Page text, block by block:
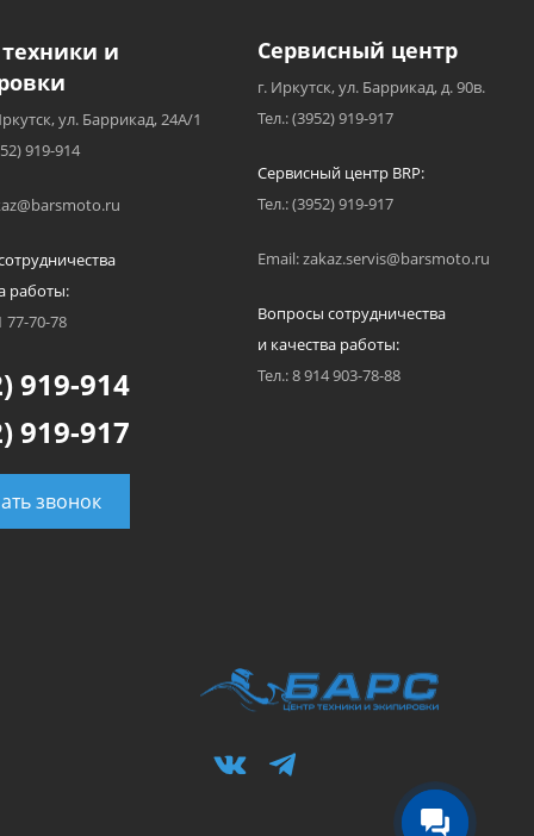
и
ул. Баррикад, 24А/1
919-914
работы:
77-70-78
919-914
919-917
звонок
Сервисный центр
г. Иркутск, ул. Баррикад, д. 90в.
Тел.: (3952) 919-917
Сервисный центр BRP:
Тел.: (3952) 919-917
Email: zakaz.servis@barsmoto.ru
Вопросы сотрудничества
и качества работы:
Тел.: 8 914 903-78-88